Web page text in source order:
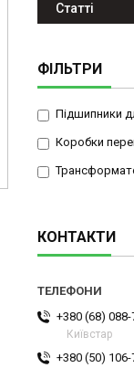
Статті
ФІЛЬТРИ
Підшипники
Коробки
КОНТАКТИ
+380 (68) 088-
Київстар
+380 (50) 106-